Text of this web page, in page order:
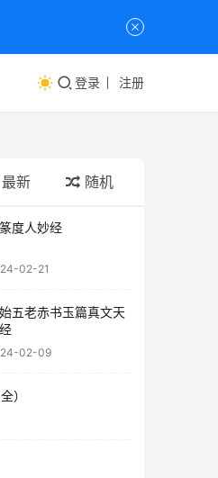
登录 注册
最新 随机
度人妙经
02-21
五老赤书玉篇真文天
02-09
）